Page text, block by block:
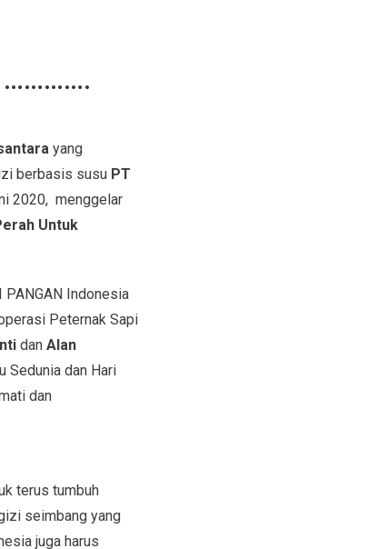
………….
yang
berbasis susu PT
2020, menggelar
Untuk
Indonesia
Peternak Sapi
danAlan
Sedunia dan Hari
dan
terus tumbuh
seimbang yang
juga harus